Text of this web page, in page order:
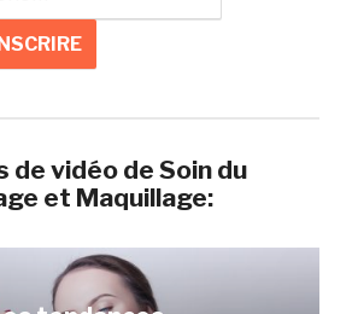
de vidéo de Soin du
et Maquillage: